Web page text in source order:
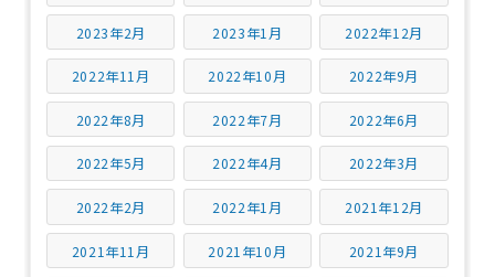
2023年2月 2023年1月 2022年12月
2022年11月 2022年10月 2022年9月
2022年8月 2022年7月 2022年6月
2022年5月 2022年4月 2022年3月
2022年2月 2022年1月 2021年12月
2021年11月 2021年10月 2021年9月